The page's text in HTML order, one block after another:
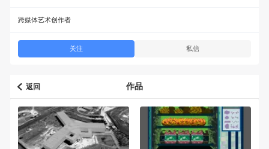
返回 作品
跨媒体艺术创作者
关注 私信